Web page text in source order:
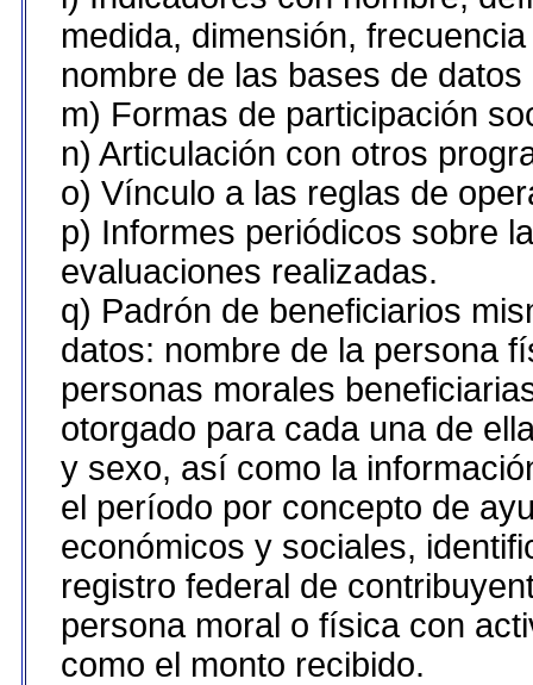
medida, dimensión,
nombre de las bases de
m) Formas de participación
n) Articulación con otros
o) Vínculo a las reglas de
p) Informes periódicos sobre
evaluaciones realizadas.
q) Padrón de beneficiarios
datos: nombre de la persona
personas morales
otorgado para cada una de
y sexo, así como la
el período por concepto de
económicos y sociales,
registro federal de
persona moral o física con
como el monto recibido.